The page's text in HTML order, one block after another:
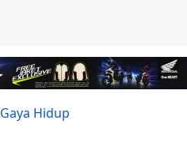
Gaya Hidup